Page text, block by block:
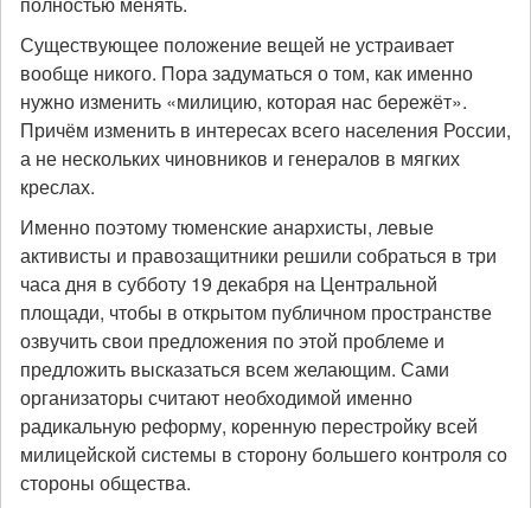
Существующее положение вещей не устраивает
вообще никого. Пора задуматься о том, как именно
нужно изменить «милицию, которая нас бережёт».
Причём изменить в интересах всего населения России,
а не нескольких чиновников и генералов в мягких
креслах.
Именно поэтому тюменские анархисты, левые
активисты и правозащитники решили собраться в три
часа дня в субботу 19 декабря на Центральной
площади, чтобы в открытом публичном пространстве
озвучить свои предложения по этой проблеме и
предложить высказаться всем желающим. Сами
организаторы считают необходимой именно
радикальную реформу, коренную перестройку всей
милицейской системы в сторону большего контроля со
стороны общества.